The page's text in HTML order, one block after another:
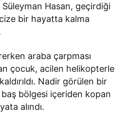
Süleyman Hasan, geçirdiği
bir hayatta kalma
araba çarpması
çocuk, acilen helikopterle
Nadir görülen bir
bölgesi içeriden kopan
alındı.